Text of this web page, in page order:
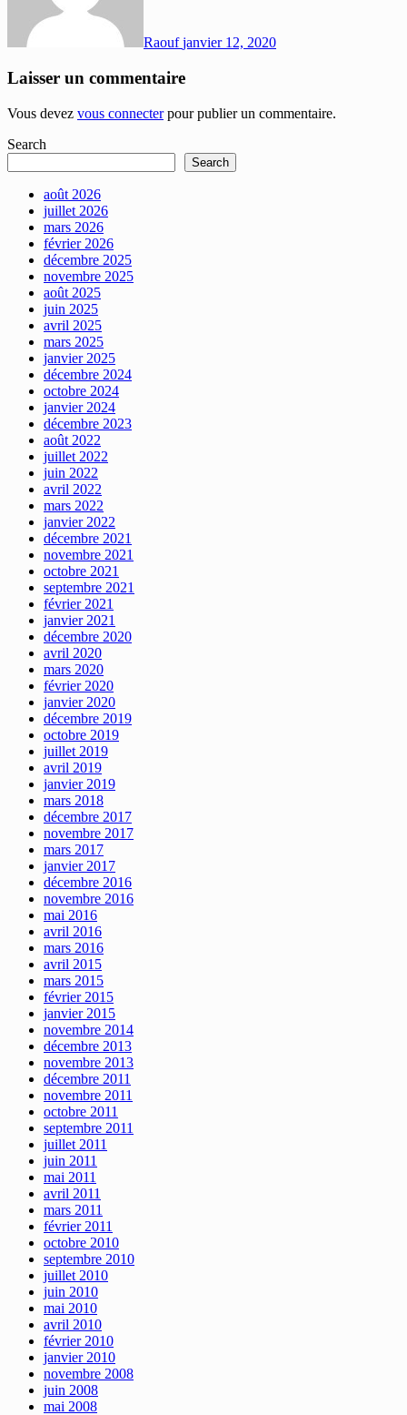
Raoufjanvier 12, 2020
Laisser un commentaire
Vous devez vous connecterpour publier un commentaire.
Search
Search
août 2026
juillet 2026
mars 2026
février 2026
décembre 2025
novembre 2025
août 2025
juin 2025
avril 2025
mars 2025
janvier 2025
décembre 2024
octobre 2024
janvier 2024
décembre 2023
août 2022
juillet 2022
juin 2022
avril 2022
mars 2022
janvier 2022
décembre 2021
novembre 2021
octobre 2021
septembre 2021
février 2021
janvier 2021
décembre 2020
avril 2020
mars 2020
février 2020
janvier 2020
décembre 2019
octobre 2019
juillet 2019
avril 2019
janvier 2019
mars 2018
décembre 2017
novembre 2017
mars 2017
janvier 2017
décembre 2016
novembre 2016
mai 2016
avril 2016
mars 2016
avril 2015
mars 2015
février 2015
janvier 2015
novembre 2014
décembre 2013
novembre 2013
décembre 2011
novembre 2011
octobre 2011
septembre 2011
juillet 2011
juin 2011
mai 2011
avril 2011
mars 2011
février 2011
octobre 2010
septembre 2010
juillet 2010
juin 2010
mai 2010
avril 2010
février 2010
janvier 2010
novembre 2008
juin 2008
mai 2008